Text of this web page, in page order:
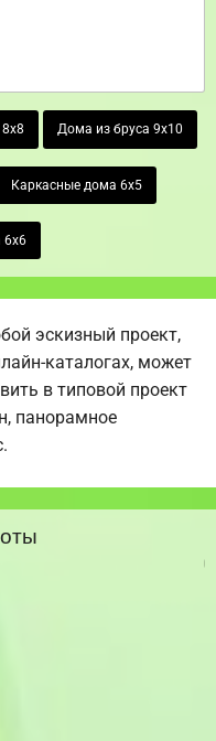
Дома из бруса 9х10
Каркасные дома 6х5
6х6
эскизный проект,
каталогах, может
в типовой проект
панорамное